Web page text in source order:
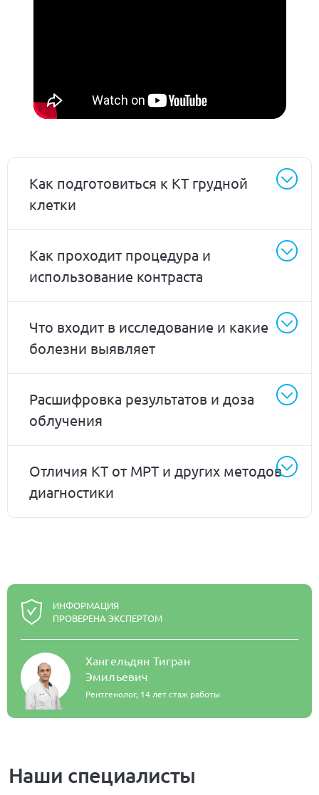
Как подготовиться к КТ грудной
клетки
Как проходит процедура и
использование контраста
Что входит в исследование и какие
болезни выявляет
Расшифровка результатов и доза
облучения
Отличия КТ от МРТ и других методов
диагностики
ИНФОРМАЦИЯ
ПРОВЕРЕНА ЭКСПЕРТОМ
Хангельдян Тигран
Эмильевич
Рентгенолог, 14 лет стаж работы
Наши специалисты